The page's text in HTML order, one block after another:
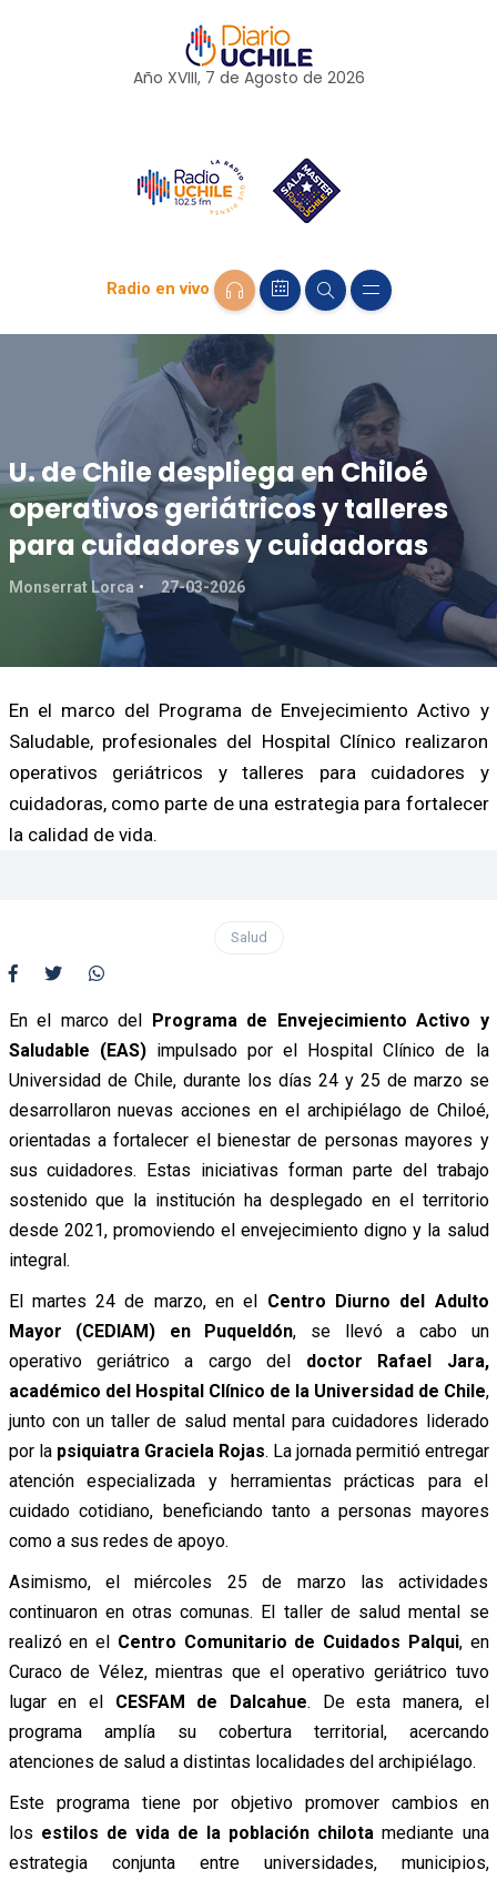
Año XVIII, 7 de Agosto de 2026
Radio en vivo
U. de Chile despliega en Chiloé
operativos geriátricos y talleres
para cuidadores y cuidadoras
Monserrat Lorca 27-03-2026
En el marco del Programa de Envejecimiento Activo y
Saludable, profesionales del Hospital Clínico realizaron
operativos geriátricos y talleres para cuidadores y
cuidadoras, como parte de una estrategia para fortalecer
la calidad de vida.
Salud
En el marco del Programa de Envejecimiento Activo y
Saludable (EAS)impulsado por el Hospital Clínico de la
Universidad de Chile, durante los días 24 y 25 de marzo se
desarrollaron nuevas acciones en el archipiélago de Chiloé,
orientadas a fortalecer el bienestar de personas mayores y
sus cuidadores. Estas iniciativas forman parte del trabajo
sostenido que la institución ha desplegado en el territorio
desde 2021, promoviendo el envejecimiento digno y la salud
integral.
El martes 24 de marzo, en el Centro Diurno del Adulto
Mayor (CEDIAM) en Puqueldón, se llevó a cabo un
operativo geriátrico a cargo del doctor Rafael Jara,
académico del Hospital Clínico de la Universidad de Chile,
junto con un taller de salud mental para cuidadores liderado
por la psiquiatra Graciela Rojas. La jornada permitió entregar
atención especializada y herramientas prácticas para el
cuidado cotidiano, beneficiando tanto a personas mayores
como a sus redes de apoyo.
Asimismo, el miércoles 25 de marzo las actividades
continuaron en otras comunas. El taller de salud mental se
realizó en el Centro Comunitario de Cuidados Palqui, en
Curaco de Vélez, mientras que el operativo geriátrico tuvo
lugar en el CESFAM de Dalcahue. De esta manera, el
programa amplía su cobertura territorial, acercando
atenciones de salud a distintas localidades del archipiélago.
Este programa tiene por objetivo promover cambios en
los estilos de vida de la población chilota mediante una
estrategia conjunta entre universidades, municipios,